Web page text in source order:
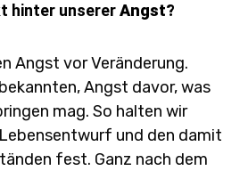
hinter unsererAngst?
Angst vor Veränderung.
Angst davor, was
mag. So halten wir
und den damit
fest. Ganz nach dem